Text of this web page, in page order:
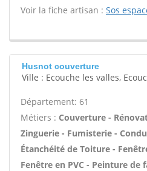
Voir la fiche artisan : Sos
Husnot couverture
Ville : Ecouche les valles,
Département: 61
Métiers : Couverture -
Zinguerie - Fumisterie -
Étanchéité de Toiture -
Fenêtre en PVC - Peinture de